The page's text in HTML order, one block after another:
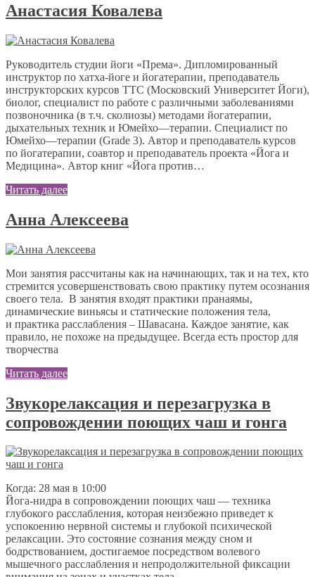
Анастасия Ковалева
Руководитель студии йоги «Према». Дипломированный
инструктор по хатха-йоге и йогатерапии, преподаватель
инструкторских курсов ТТС (Московский Университет Йоги),
биолог, специалист по работе с различными заболеваниями
позвоночника (в т.ч. сколиозы) методами йогатерапии,
дыхательных техник и Юмейхо—терапии. Специалист по
Юмейхо—терапии (Grade 3). Автор и преподаватель курсов
по йогатерапии, соавтор и преподаватель проекта «Йога и
Медицина». Автор книг «Йога против…
Читать далее
Анна Алексеева
Мои занятия рассчитаны как на начинающих, так и на тех, кто
стремится усовершенствовать свою практику путем осознания
своего тела. В занятия входят практики пранаямы,
динамические виньясы и статические положения тела,
и практика расслабления – Шавасана. Каждое занятие, как
правило, не похоже на предыдущее. Всегда есть простор для
творчества
Читать далее
Звукорелаксация и перезагрузка в
сопровождении поющих чаш и гонга
Когда: 28 мая в 10:00
Йога-нидра в сопровождении поющих чаш — техника
глубокого расслабления, которая неизбежно приведет к
успокоению нервной системы и глубокой психической
релаксации. Это состояние сознания между сном и
бодрствованием, достигаемое посредством волевого
мышечного расслабления и непродолжительной фиксации